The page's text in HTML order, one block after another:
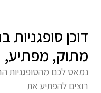
דוכן
מתוק, מפתיע,
נמאס לכם מהסופגניות
רוצים להפתיע את